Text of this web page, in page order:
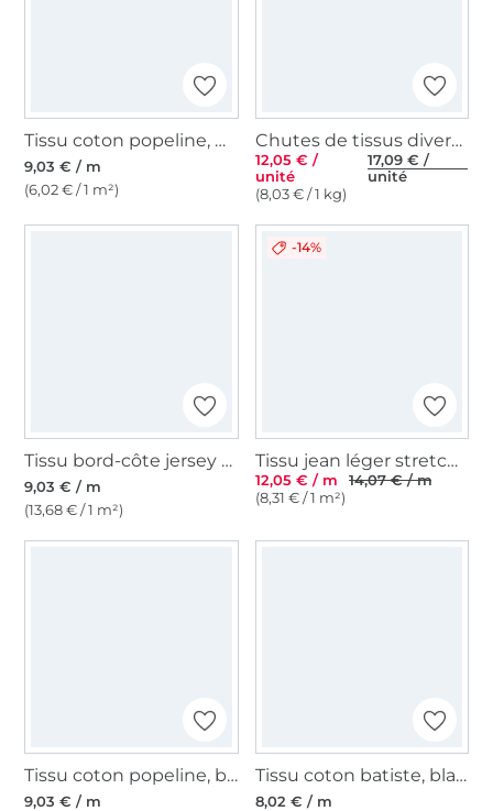
Tissu coton popeline, marine
9,03 € / m
(6,02 € / 1 m²)
Chutes de tissus divers 1,5 kg
12,05 € /
unité
17,09 € /
unité
(8,03 € / 1 kg)
Tissu bord-côte jersey tubulaire lisse, noir
9,03 € / m
(13,68 € / 1 m²)
-14%
Tissu jean léger stretch chambray, bleu denim
12,05 € / m
14,07 € / m
(8,31 € / 1 m²)
Tissu coton popeline, blanc
9,03 € / m
Tissu coton batiste, blanc cassé
8,02 € / m